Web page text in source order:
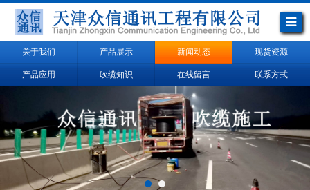
关于我们 产品展示 新闻动态 现货资源
产品应用 吹缆知识 在线留言 联系方式